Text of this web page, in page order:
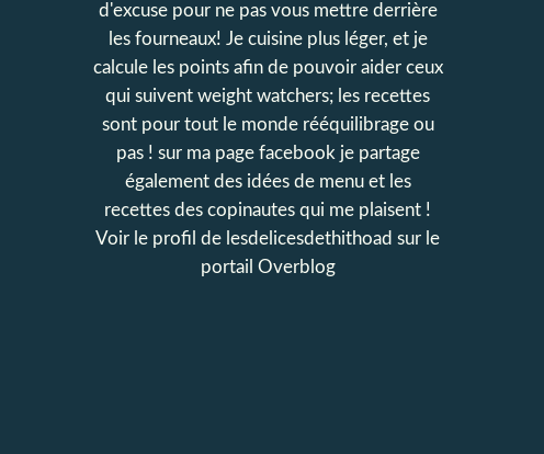
d'excuse pour ne pas vous mettre derrière
les fourneaux! Je cuisine plus léger, et je
calcule les points afin de pouvoir aider ceux
qui suivent weight watchers; les recettes
sont pour tout le monde rééquilibrage ou
pas ! sur ma page facebook je partage
également des idées de menu et les
recettes des copinautes qui me plaisent !
Voir le profil de lesdelicesdethithoad sur le
portail Overblog